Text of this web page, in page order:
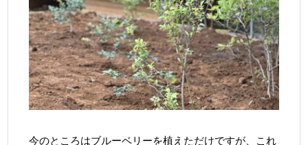
今のところはブルーベリーを植えただけですが、これ